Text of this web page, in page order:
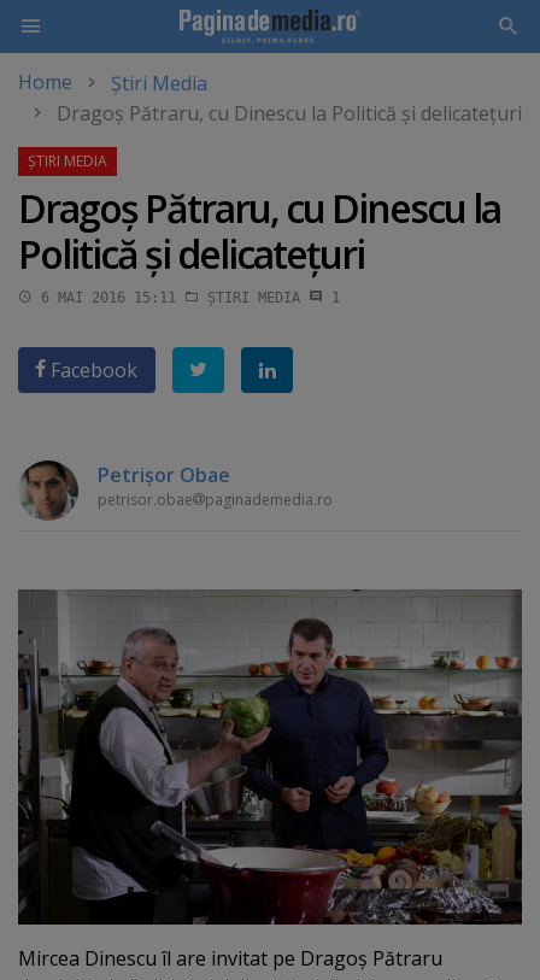
main
Home
Știri Media
Dragoş Pătraru, cu Dinescu la Politică şi delicateţuri
Dragoş Pătraru, cu Dinescu la
Politică şi delicateţuri
6 MAI 2016 15:11 ȘTIRI MEDIA 1
Facebook
Petrişor Obae
petrisor.obae paginademedia.ro
Mircea Dinescu îl are invitat pe Dragoş Pătraru